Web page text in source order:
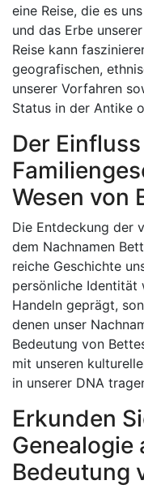
eine Reise, die es
und das Erbe
Reise kann
geografischen,
unserer Vorfahren
Status in der Antike
Der
Wesen von
Die Entdeckung der
dem Nachnamen
reiche Geschichte
persönliche Identität
Handeln geprägt,
denen unser
Bedeutung von
mit unseren
in unserer DNA
Erkunden
Genealogie
Bedeutung